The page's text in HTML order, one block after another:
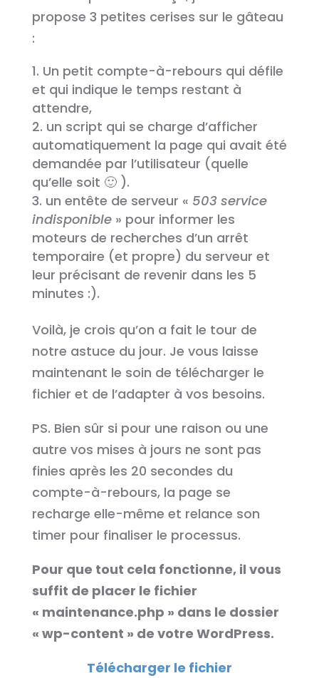
propose 3 petites cerises sur le gâteau
:
Un petit compte-à-rebours qui défile
et qui indique le temps restant à
attendre,
un script qui se charge d’afficher
automatiquement la page qui avait été
demandée par l’utilisateur (quelle
qu’elle soit 🙂 ).
un entête de serveur « 503 service
indisponible» pour informer les
moteurs de recherches d’un arrêt
temporaire (et propre) du serveur et
leur précisant de revenir dans les 5
minutes :).
Voilà, je crois qu’on a fait le tour de
notre astuce du jour. Je vous laisse
maintenant le soin de télécharger le
fichier et de l’adapter à vos besoins.
PS. Bien sûr si pour une raison ou une
autre vos mises à jours ne sont pas
finies après les 20 secondes du
compte-à-rebours, la page se
recharge elle-même et relance son
timer pour finaliser le processus.
Pour que tout cela fonctionne, il vous
suffit de placer le fichier
« maintenance.php » dans le dossier
« wp-content » de votre WordPress.
Télécharger le fichier